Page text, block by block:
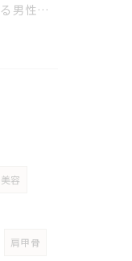
自律神経を整える男性オイルマッサージ
美容
肩甲骨